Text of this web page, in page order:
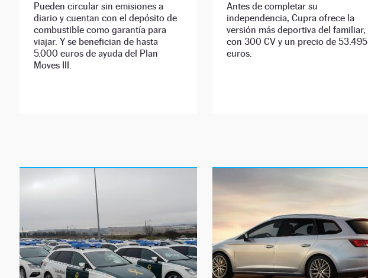
Pueden circular sin emisiones a
diario y cuentan con el depósito de
combustible como garantía para
viajar. Y se benefician de hasta
5.000 euros de ayuda del Plan
Moves III.
Antes de completar su
independencia, Cupra ofrece la
versión más deportiva del familiar,
con 300 CV y un precio de 53.495
euros.